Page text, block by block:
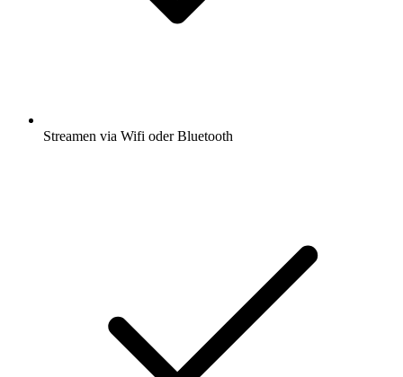
Streamen via Wifi oder Bluetooth